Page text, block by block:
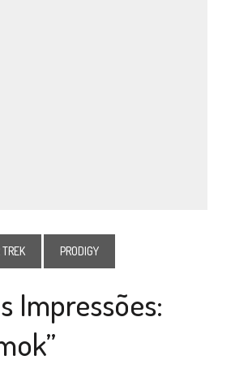
PRODIGY
Impressões: